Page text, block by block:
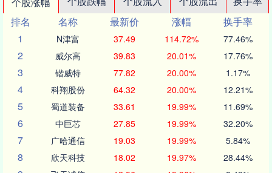
排名
名称 最新价 涨幅
换手率
1
N津富 37.49 114.72% 77.46%
2 威尔高 39.83 20.01% 17.76%
3 锴威特 77.82 20.00% 1.17%
4 科翔股份 64.32 20.00% 12.21%
5 蜀道装备 33.61 19.99% 11.69%
6 中巨芯 27.85 19.99% 32.20%
7 广哈通信 19.03 19.99% 5.84%
8 欣天科技 18.02 19.97% 28.44%